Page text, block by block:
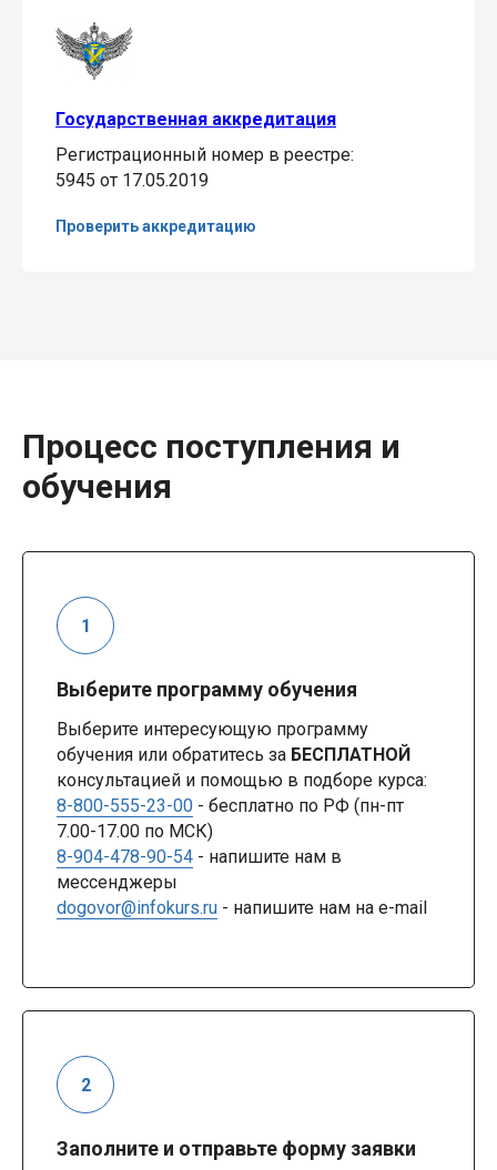
Государственная аккредитация
Регистрационный номер в реестре:
5945 от 17.05.2019
Проверить аккредитацию
Процесс поступления и
обучения
Выберите программу обучения
Выберите интересующую программу
обучения или обратитесь за БЕСПЛАТНОЙ
консультацией и помощью в подборе курса:
8-800-555-23-00 - бесплатно по РФ (пн-пт
7.00-17.00 по МСК)
8-904-478-90-54 - напишите нам в
мессенджеры
dogovor@infokurs.ru - напишите нам на e-mail
Заполните и отправьте форму заявки